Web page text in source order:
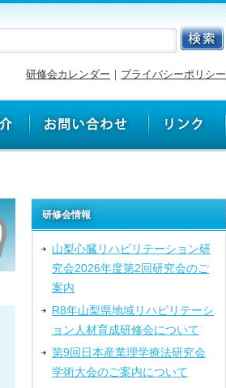
研修会カレンダー ｜ プライバシーポリシー
研修会情報
山梨心臓リハビリテーション研
究会2026年度第2回研究会のご
案内
R8年山梨県地域リハビリテーシ
ョン人材育成研修会について
第9回日本産業理学療法研究会
学術大会のご案内について